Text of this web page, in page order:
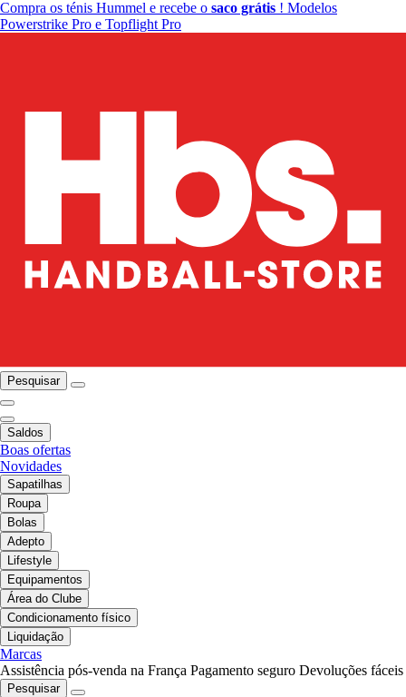
Compra os ténis Hummel e recebe o saco grátis ! Modelos
Powerstrike Pro e Topflight Pro
Pesquisar
Saldos
Boas ofertas
Novidades
Sapatilhas
Roupa
Bolas
Adepto
Lifestyle
Equipamentos
Área do Clube
Condicionamento físico
Liquidação
Marcas
Assistência pós-venda na França Pagamento seguro Devoluções fáceis
Pesquisar